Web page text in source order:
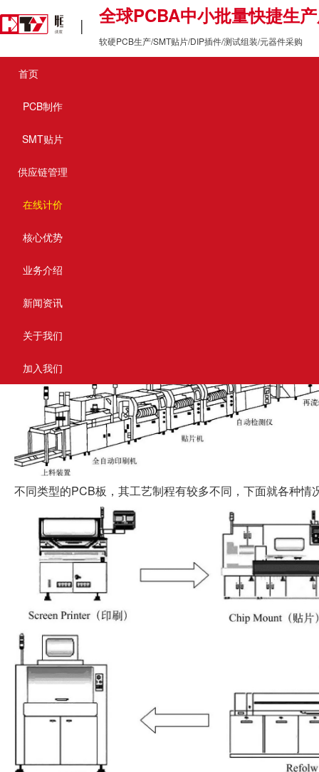
让中小批量
| 全球PCBA中小批量快捷生
软硬PCB生产/SMT贴片/DIP插件/测试组装/元器件采购
首页
PCB制作
SMT贴片
供应链管理
在线计价
核心优势
业务介绍
新闻资讯
关于我们
加入我们
您的位置:
SMT工艺流程
SMT
简单来说，
装制程，单面混装制程，单面贴装和插装混合制程，双面
PCBA制程涉及载板、印刷、贴片、回流焊、插件、波峰焊
不同类型的PCB板，其工艺制程有较多不同，下面就各种情